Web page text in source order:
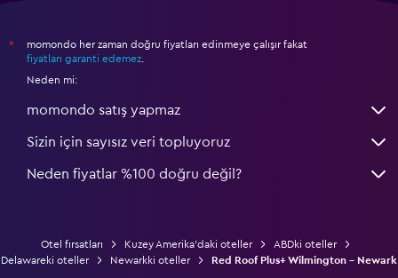
*
momondo her zaman doğru fiyatları edinmeye çalışır fakat
fiyatları garanti edemez
Neden mi:
momondo satış yapmaz
Sizin için sayısız veri topluyoruz
Neden fiyatlar %100 doğru değil?
Otel fırsatları Kuzey Amerika'daki oteller
ABDki oteller
Delawareki oteller
Newarkki oteller Red Roof Plus+ Wilmington - Newark